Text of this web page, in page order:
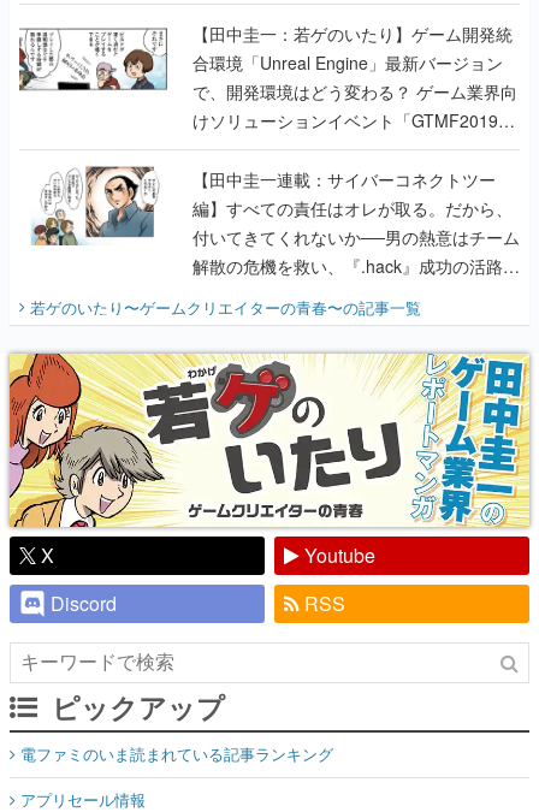
【田中圭一：若ゲのいたり】ゲーム開発統
合環境「Unreal Engine」最新バージョン
で、開発環境はどう変わる？ ゲーム業界向
けソリューションイベント「GTMF2019」
に行って、より理解を深めよう【PR】
【田中圭一連載：サイバーコネクトツー
編】すべての責任はオレが取る。だから、
付いてきてくれないか──男の熱意はチーム
解散の危機を救い、『.hack』成功の活路を
『少年ジャンプ』色だった【若ゲのいた
り】
若ゲのいたり〜ゲームクリエイターの青春〜の記事一覧
X
Youtube
Discord
RSS
ピックアップ
電ファミのいま読まれている記事ランキング
アプリセール情報